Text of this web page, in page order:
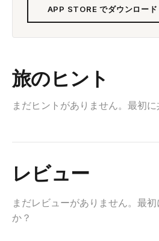
APP STORE でダウンロード
旅のヒント
まだヒントがありません。最初に
レビュー
まだレビューがありません。最
か？